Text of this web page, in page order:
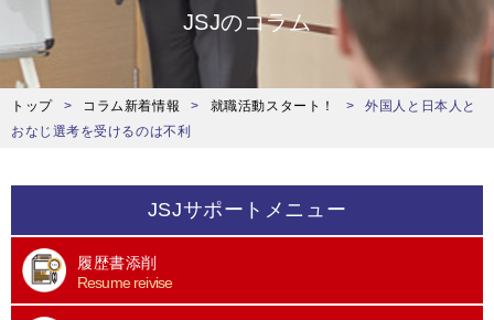
JSJのコラム
トップ コラム新着情報 就職活動スタート！
外国人と日本人と
おなじ選考を受けるのは不利
JSJサポートメニュー
履歴書添削
Resume reivise